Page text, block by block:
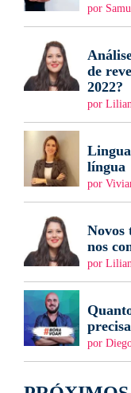
por
de
2022?
por
língua
por
Novos
nos
por
por